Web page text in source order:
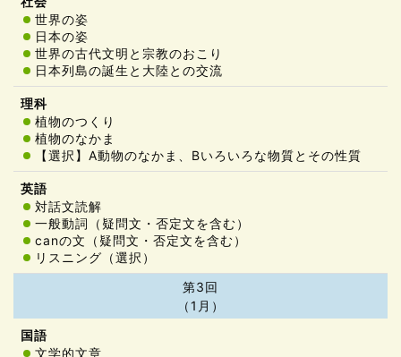
世界の姿
日本の姿
世界の古代文明と宗教のおこり
日本列島の誕生と大陸との交流
植物のつくり
植物のなかま
【選択】A動物のなかま、Bいろいろな物質とその性質
対話文読解
一般動詞（疑問文・否定文を含む）
canの文（疑問文・否定文を含む）
リスニング（選択）
第3回
（1月）
文学的文章